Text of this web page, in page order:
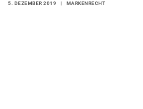
5. DEZEMBER 2019 | MARKENRECHT